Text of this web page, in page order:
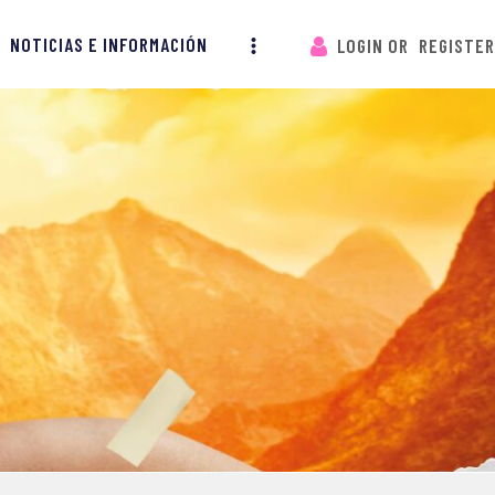
NOTICIAS E INFORMACIÓN LOGIN OR REGISTER